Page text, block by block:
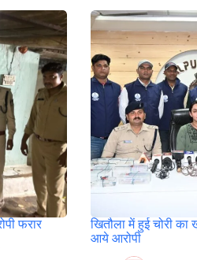
फरार
खितौला में हुई चोरी
आये आरोपी